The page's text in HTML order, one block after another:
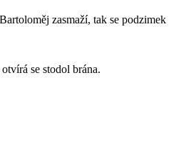
zasmaží, tak se podzimek
se stodol brána.